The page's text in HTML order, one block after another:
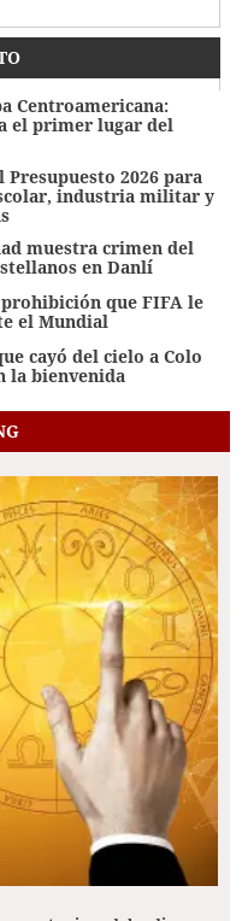
Centroamericana:
el primer lugar del
2026 para
industria militar y
muestra crimen del
en Danlí
que FIFA le
el Mundial
cayó del cielo a Colo
la bienvenida